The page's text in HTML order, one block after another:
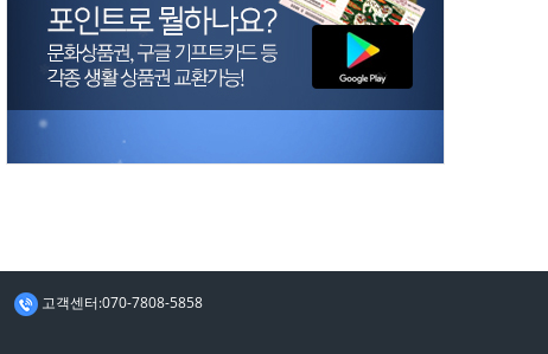
고객센터:070-7808-5858